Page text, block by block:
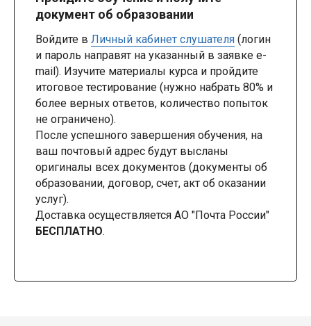
документ об образовании
Войдите в Личный кабинет слушателя (логин
и пароль направят на указанный в заявке e-
mail). Изучите материалы курса и пройдите
итоговое тестирование (нужно набрать 80% и
более верных ответов, количество попыток
не ограничено).
После успешного завершения обучения, на
ваш почтовый адрес будут высланы
оригиналы всех документов (документы об
образовании, договор, счет, акт об оказании
услуг).
Доставка осуществляется АО "Почта России"
БЕСПЛАТНО.